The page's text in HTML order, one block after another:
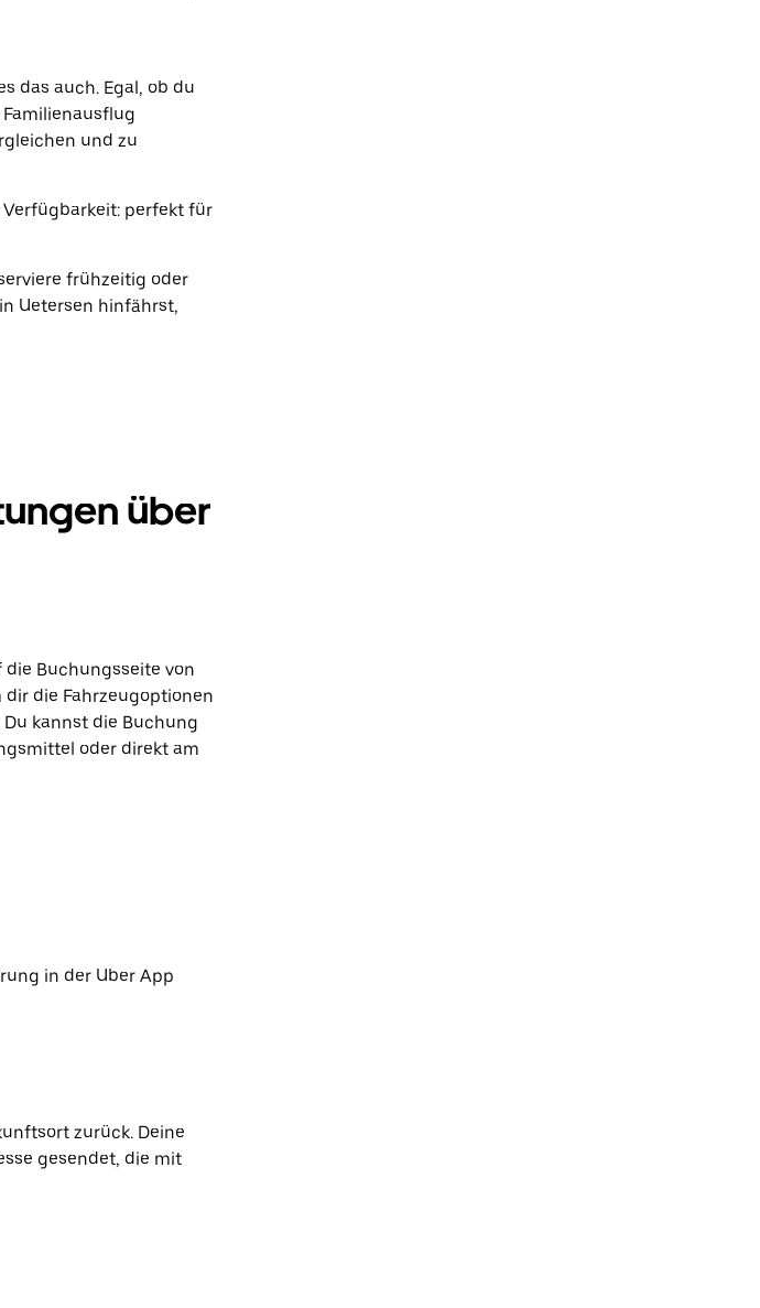
das auch. Egal, ob du
und zu
perfekt für
frühzeitig oder
Uetersen hinfährst,
über
Buchungsseite von
die Fahrzeugoptionen
kannst die Buchung
oder direkt am
in der Uber App
zurück. Deine
gesendet, die mit